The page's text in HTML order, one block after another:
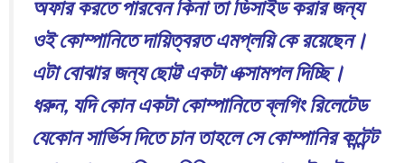
অফার করতে পারবেন কিনা তা ডিসাইড করার জন্য
ওই কোম্পানিতে দায়িত্বরত এমপ্লয়ি কে রয়েছেন।
এটা বোঝার জন্য ছোট্ট একটা এক্সামপল দিচ্ছি।
ধরুন, যদি কোন একটা কোম্পানিতে ব্লগিং রিলেটেড
যেকোন সার্ভিস দিতে চান তাহলে সে কোম্পানির কন্টেন্ট